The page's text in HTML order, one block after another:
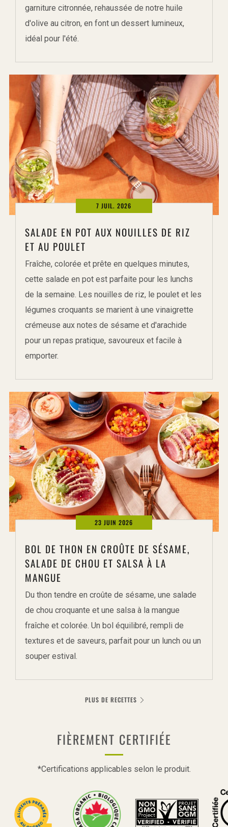
garniture citronnée, rehaussée de notre huile
d'olive au citron, en font un dessert lumineux,
idéal pour l'été.
7 JUIL. 2026
SALADE EN POT AUX NOUILLES DE RIZ
ET AU POULET
Fraîche, colorée et prête en quelques minutes,
cette salade en pot est parfaite pour les lunchs
de la semaine. Les nouilles de riz, le poulet et les
légumes croquants se marient à une vinaigrette
crémeuse aux notes de sésame et d'arachide
pour un repas pratique, savoureux et facile à
emporter.
23 JUIN 2026
BOL DE THON EN CROÛTE DE SÉSAME,
SALADE DE CHOU ET SALSA À LA
MANGUE
Du thon tendre en croûte de sésame, une salade
de chou croquante et une salsa à la mangue
fraîche et colorée. Un bol équilibré, rempli de
textures et de saveurs, parfait pour un lunch ou un
souper estival.
PLUS DE RECETTES
FIÈREMENT CERTIFIÉE
*Certifications applicables selon le produit.